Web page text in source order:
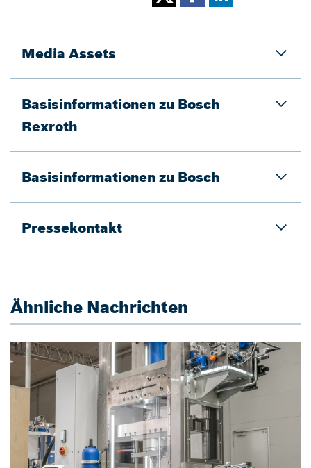
Media Assets
Basisinformationen zu Bosch
Rexroth
Basisinformationen zu Bosch
Pressekontakt
Ähnliche Nachrichten